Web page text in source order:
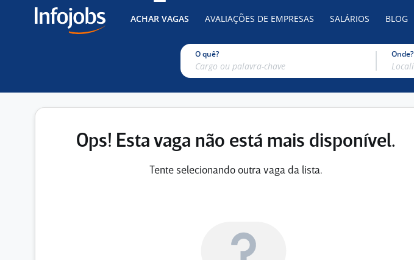
ACHAR VAGAS AVALIAÇÕES DE EMPRESAS SALÁRIOS BLOG
O quê? Onde?
Ops! Esta vaga não está mais disponível.
Tente selecionando outra vaga da lista.